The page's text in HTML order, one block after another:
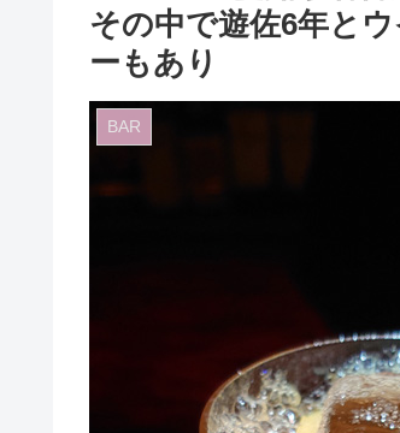
その中で遊佐6年と
ーもあり
BAR